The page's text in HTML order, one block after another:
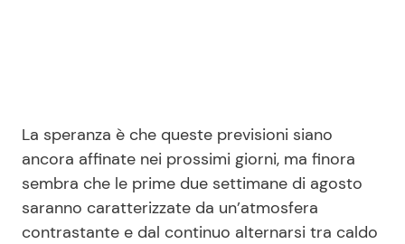
La speranza è che queste previsioni siano
ancora affinate nei prossimi giorni, ma finora
sembra che le prime due settimane di agosto
saranno caratterizzate da un’atmosfera
contrastante e dal continuo alternarsi tra caldo